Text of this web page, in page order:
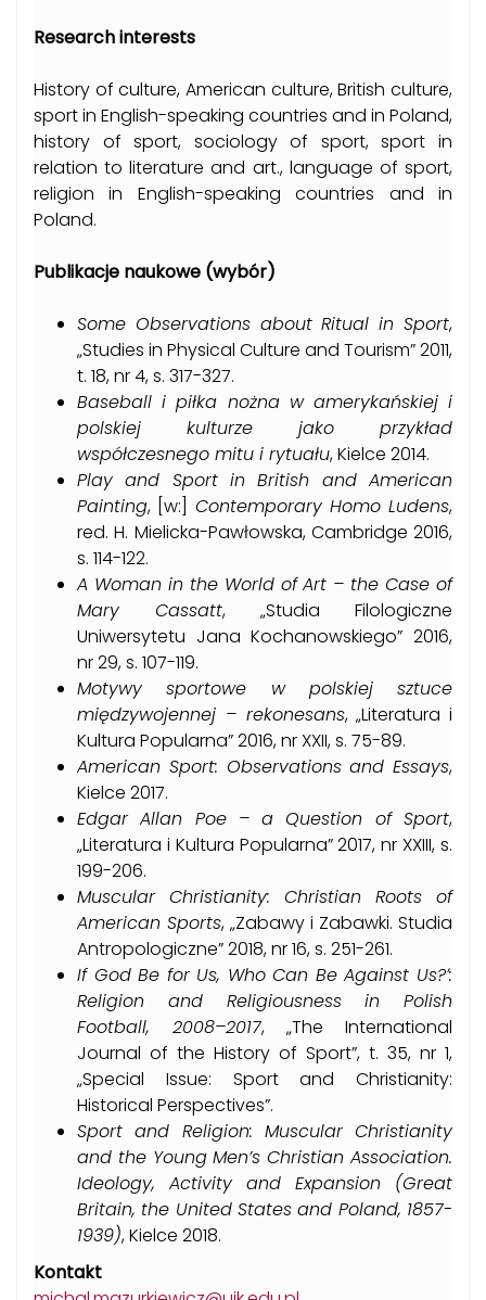
Research interests
History of culture, American culture, British culture,
sport in English-speaking countries and in Poland,
history of sport, sociology of sport, sport in
relation to literature and art., language of sport,
religion in English-speaking countries and in
Poland.
Publikacje naukowe (wybór)
Some Observations about Ritual in Sport,
„Studies in Physical Culture and Tourism” 2011,
t. 18, nr 4, s. 317-327.
Baseball i piłka nożna w amerykańskiej i
polskiej kulturze jako przykład
współczesnego mitu i rytuału, Kielce 2014.
Play and Sport in British and American
Painting, [w:] Contemporary Homo Ludens,
red. H. Mielicka-Pawłowska, Cambridge 2016,
s. 114-122.
A Woman in the World of Art – the Case of
Mary Cassatt, „Studia Filologiczne
Uniwersytetu Jana Kochanowskiego” 2016,
nr 29, s. 107-119.
Motywy sportowe w polskiej sztuce
międzywojennej – rekonesans, „Literatura i
Kultura Popularna” 2016, nr XXII, s. 75-89.
American Sport: Observations and Essays,
Kielce 2017.
Edgar Allan Poe – a Question of Sport,
„Literatura i Kultura Popularna” 2017, nr XXIII, s.
199-206.
Muscular Christianity: Christian Roots of
American Sports, „Zabawy i Zabawki. Studia
Antropologiczne” 2018, nr 16, s. 251-261.
If God Be for Us, Who Can Be Against Us?ʼ:
Religion and Religiousness in Polish
Football, 2008–2017, „The International
Journal of the History of Sport”, t. 35, nr 1,
„Special Issue: Sport and Christianity:
Historical Perspectives”.
Sport and Religion: Muscular Christianity
and the Young Men’s Christian Association.
Ideology, Activity and Expansion (Great
Britain, the United States and Poland, 1857-
1939), Kielce 2018.
Kontakt